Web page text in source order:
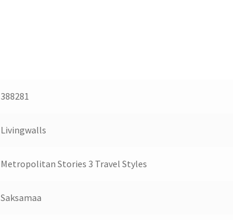
388281
Livingwalls
Metropolitan Stories 3 Travel Styles
Saksamaa